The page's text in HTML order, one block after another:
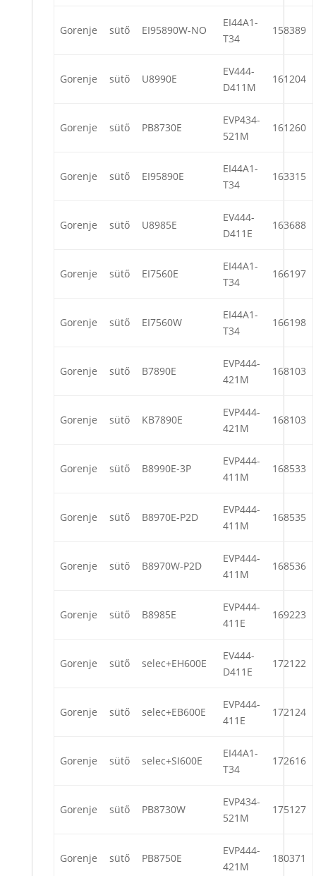
Gorenje sütő EI95890W-NO
EI44A1-
T34
158389
Gorenje sütő U8990E
EV444-
D411M
161204
Gorenje sütő PB8730E
EVP434-
521M
161260
Gorenje sütő EI95890E
EI44A1-
T34
163315
Gorenje sütő U8985E
EV444-
D411E
163688
Gorenje sütő EI7560E
EI44A1-
T34
166197
Gorenje sütő EI7560W
EI44A1-
T34
166198
Gorenje sütő B7890E
EVP444-
421M
168103
Gorenje sütő KB7890E
EVP444-
421M
168103
Gorenje sütő B8990E-3P
EVP444-
411M
168533
Gorenje sütő B8970E-P2D
EVP444-
411M
168535
Gorenje sütő B8970W-P2D
EVP444-
411M
168536
Gorenje sütő B8985E
EVP444-
411E
169223
Gorenje sütő selec+EH600E
EV444-
D411E
172122
Gorenje sütő selec+EB600E
EVP444-
411E
172124
Gorenje sütő selec+SI600E
EI44A1-
T34
172616
Gorenje sütő PB8730W
EVP434-
521M
175127
Gorenje sütő PB8750E
EVP444-
421M
180371